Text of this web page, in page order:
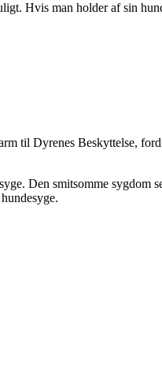
Hvis man holder af sin
til Dyrenes Beskyttelse,
Den smitsomme sygdom